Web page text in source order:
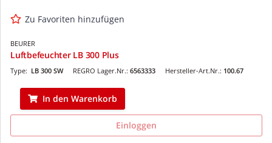
Zu Favoriten hinzufügen
BEURER
Luftbefeuchter LB 300 Plus
REGRO Lager.Nr.: 6563333
Type: LB 300 SW Hersteller-Art.Nr.: 100.67
In den Warenkorb
Einloggen